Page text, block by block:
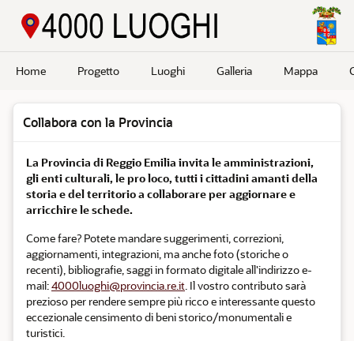
Home Progetto Luoghi Galleria Mappa
Collabora con la Provincia
La Provincia di Reggio Emilia invita le amministrazioni,
gli enti culturali, le pro loco, tutti i cittadini amanti della
storia e del territorio a collaborare per aggiornare e
arricchire le schede.
Come fare? Potete mandare suggerimenti, correzioni,
aggiornamenti, integrazioni, ma anche foto (storiche o
recenti), bibliografie, saggi in formato digitale all'indirizzo e-
mail:4000luoghi@provincia.re.it. Il vostro contributo sarà
prezioso per rendere sempre più ricco e interessante questo
eccezionale censimento di beni storico/monumentali e
turistici.